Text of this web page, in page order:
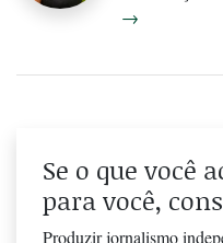
→
Se o que você
para você,
Produzir jornalismo